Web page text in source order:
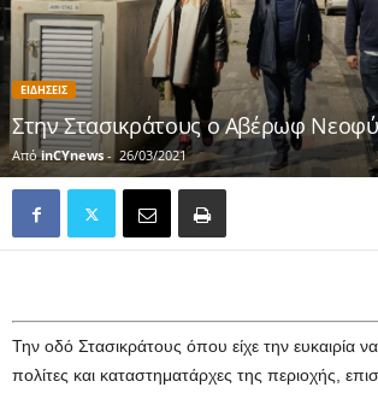
ΕΙΔΗΣΕΙΣ
Στην Στασικράτους ο Αβέρωφ
Από inCYnews - 26/03/2021
Την οδό Στασικράτους όπου είχε την ευκαιρία
πολίτες και καταστηματάρχες της περιοχής,